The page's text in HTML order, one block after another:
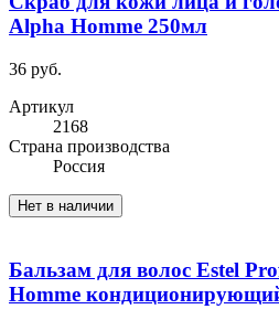
Alpha Homme 250мл
36 руб.
Артикул
2168
Cтрана производства
Россия
Нет в наличии
Бальзам для волос Estel
Homme